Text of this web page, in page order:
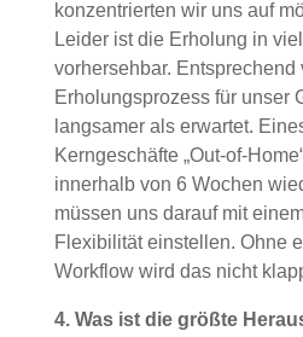
konzentrierten wir uns auf
Leider ist die Erholung in
vorhersehbar. Entsprechend
Erholungsprozess für unser
langsamer als erwartet.
Kerngeschäfte „Out-of-
innerhalb von 6 Wochen
müssen uns darauf mit
Flexibilität einstellen. Ohne
Workflow wird das nicht
4. Was ist die größte